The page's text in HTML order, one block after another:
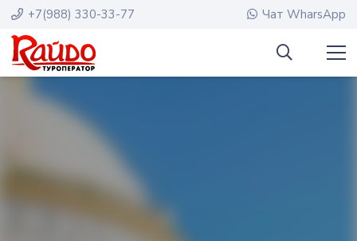
+7(988) 330-33-77 Чат WharsApp